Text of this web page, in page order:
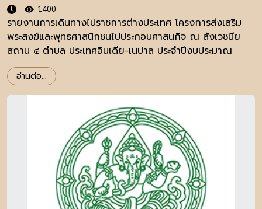
1400
รายงานการเดินทางไปราชการต่างประเทศ โครงการส่งเสริม
พระสงฆ์และพุทธศาสนิกชนไปประกอบศาสนกิจ ณ สังเวชนีย
สถาน ๔ ตำบล ประเทศอินเดีย-เนปาล ประจำปีงบประมาณ
๒๕๕๘ รุ่นที่ ๑ ระหว่างวันที่ ๑๑ – ๑๘ มีนาคม ๒๕๕๘
อ่านต่อ...